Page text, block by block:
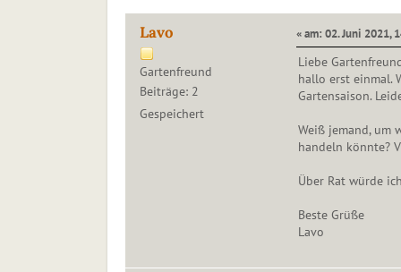
Lavo
Gartenfreund
Beiträge: 2
Gespeichert
« am: 02. Juni 2021,
Liebe
hallo erst einmal.
Gartensaison.
Weiß jemand, um
handeln könnte?
Über Rat würde
Beste Grüße
Lavo